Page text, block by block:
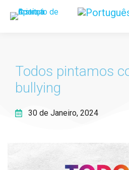
Todos pintamos
bullying
30 de Janeiro, 2024